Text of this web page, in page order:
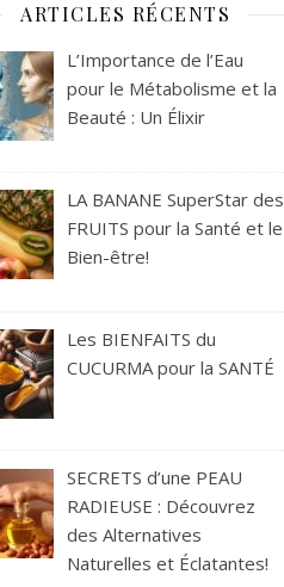
de fumer
ARTICLES RÉCENTS
L’Importance de l’Eau
pour le Métabolisme et la
Beauté : Un Élixir
LA BANANE SuperStar des
FRUITS pour la Santé et le
Bien-être!
Les BIENFAITS du
CUCURMA pour la SANTÉ
SECRETS d’une PEAU
RADIEUSE : Découvrez
des Alternatives
Naturelles et Éclatantes!